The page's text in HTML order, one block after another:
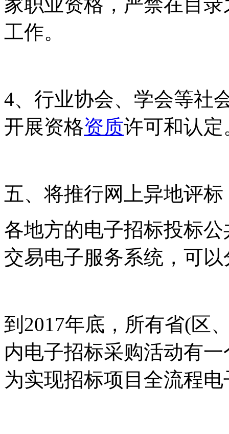
工作。
4、行业协会、学会等社
开展资格资质许可和认定
五、将推行网上异地评标
各地方的电子招标投标
交易电子服务系统，可
到2017年底，所有省(区
内电子招标采购活动有
为实现招标项目全流程